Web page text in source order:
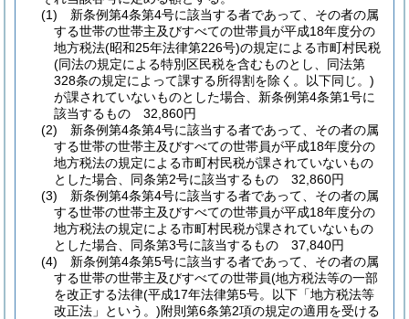
(1)
新条例第4条第4号に該当する者であって、その者の属
する世帯の世帯主及びすべての世帯員が平成18年度分の
地方税法(昭和25年法律第226号)の規定による市町村民税
(同法の規定による特別区民税を含むものとし、同法第
328条の規定によって課する所得割を除く。以下同じ。)
が課されていないものとした場合、新条例第4条第1号に
該当するもの 32,860円
(2)
新条例第4条第4号に該当する者であって、その者の属
する世帯の世帯主及びすべての世帯員が平成18年度分の
地方税法の規定による市町村民税が課されていないもの
とした場合、同条第2号に該当するもの 32,860円
(3)
新条例第4条第4号に該当する者であって、その者の属
する世帯の世帯主及びすべての世帯員が平成18年度分の
地方税法の規定による市町村民税が課されていないもの
とした場合、同条第3号に該当するもの 37,840円
(4)
新条例第4条第5号に該当する者であって、その者の属
する世帯の世帯主及びすべての世帯員(地方税法等の一部
を改正する法律(平成17年法律第5号。以下「地方税法等
改正法」という。)附則第6条第2項の規定の適用を受ける